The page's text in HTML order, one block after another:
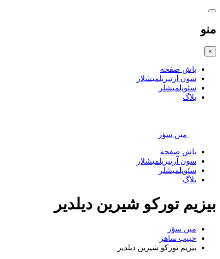
منو
×
باش صفحه
سون آرتیریلمیشلار
سئویلمیشلر
بلاگ
مین سؤز
باش صفحه
سون آرتیریلمیشلار
سئویلمیشلر
بلاگ
بیزیم تورکو شیرین دیلدیر
مین سؤز
حبیب ساهر
بیزیم تورکو شیرین دیلدیر